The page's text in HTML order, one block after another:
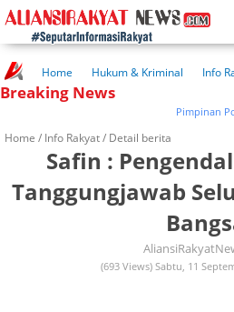
Home Hukum & Kriminal Info
Kuliner Rakyat
Wisata Rakyat
Breaking News
Pimpinan
Home / Info Rakyat/ Detail berita
Safin :
Tanggungjawab
(693 Views) Sabtu, 11